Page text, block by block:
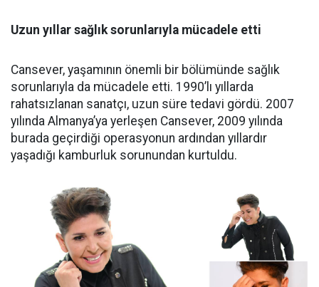
Uzun yıllar sağlık sorunlarıyla mücadele etti
Cansever, yaşamının önemli bir bölümünde sağlık
sorunlarıyla da mücadele etti. 1990’lı yıllarda
rahatsızlanan sanatçı, uzun süre tedavi gördü. 2007
yılında Almanya’ya yerleşen Cansever, 2009 yılında
burada geçirdiği operasyonun ardından yıllardır
yaşadığı kamburluk sorunundan kurtuldu.